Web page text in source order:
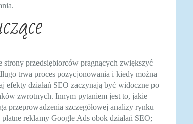
przedsiębiorców pragnących zwiększyć
trwa proces pozycjonowania i kiedy można
efekty działań SEO zaczynają być widoczne po
zwrotnych. Innym pytaniem jest to, jakie
przeprowadzenia szczegółowej analizy rynku
reklamy Google Ads obok działań SEO;